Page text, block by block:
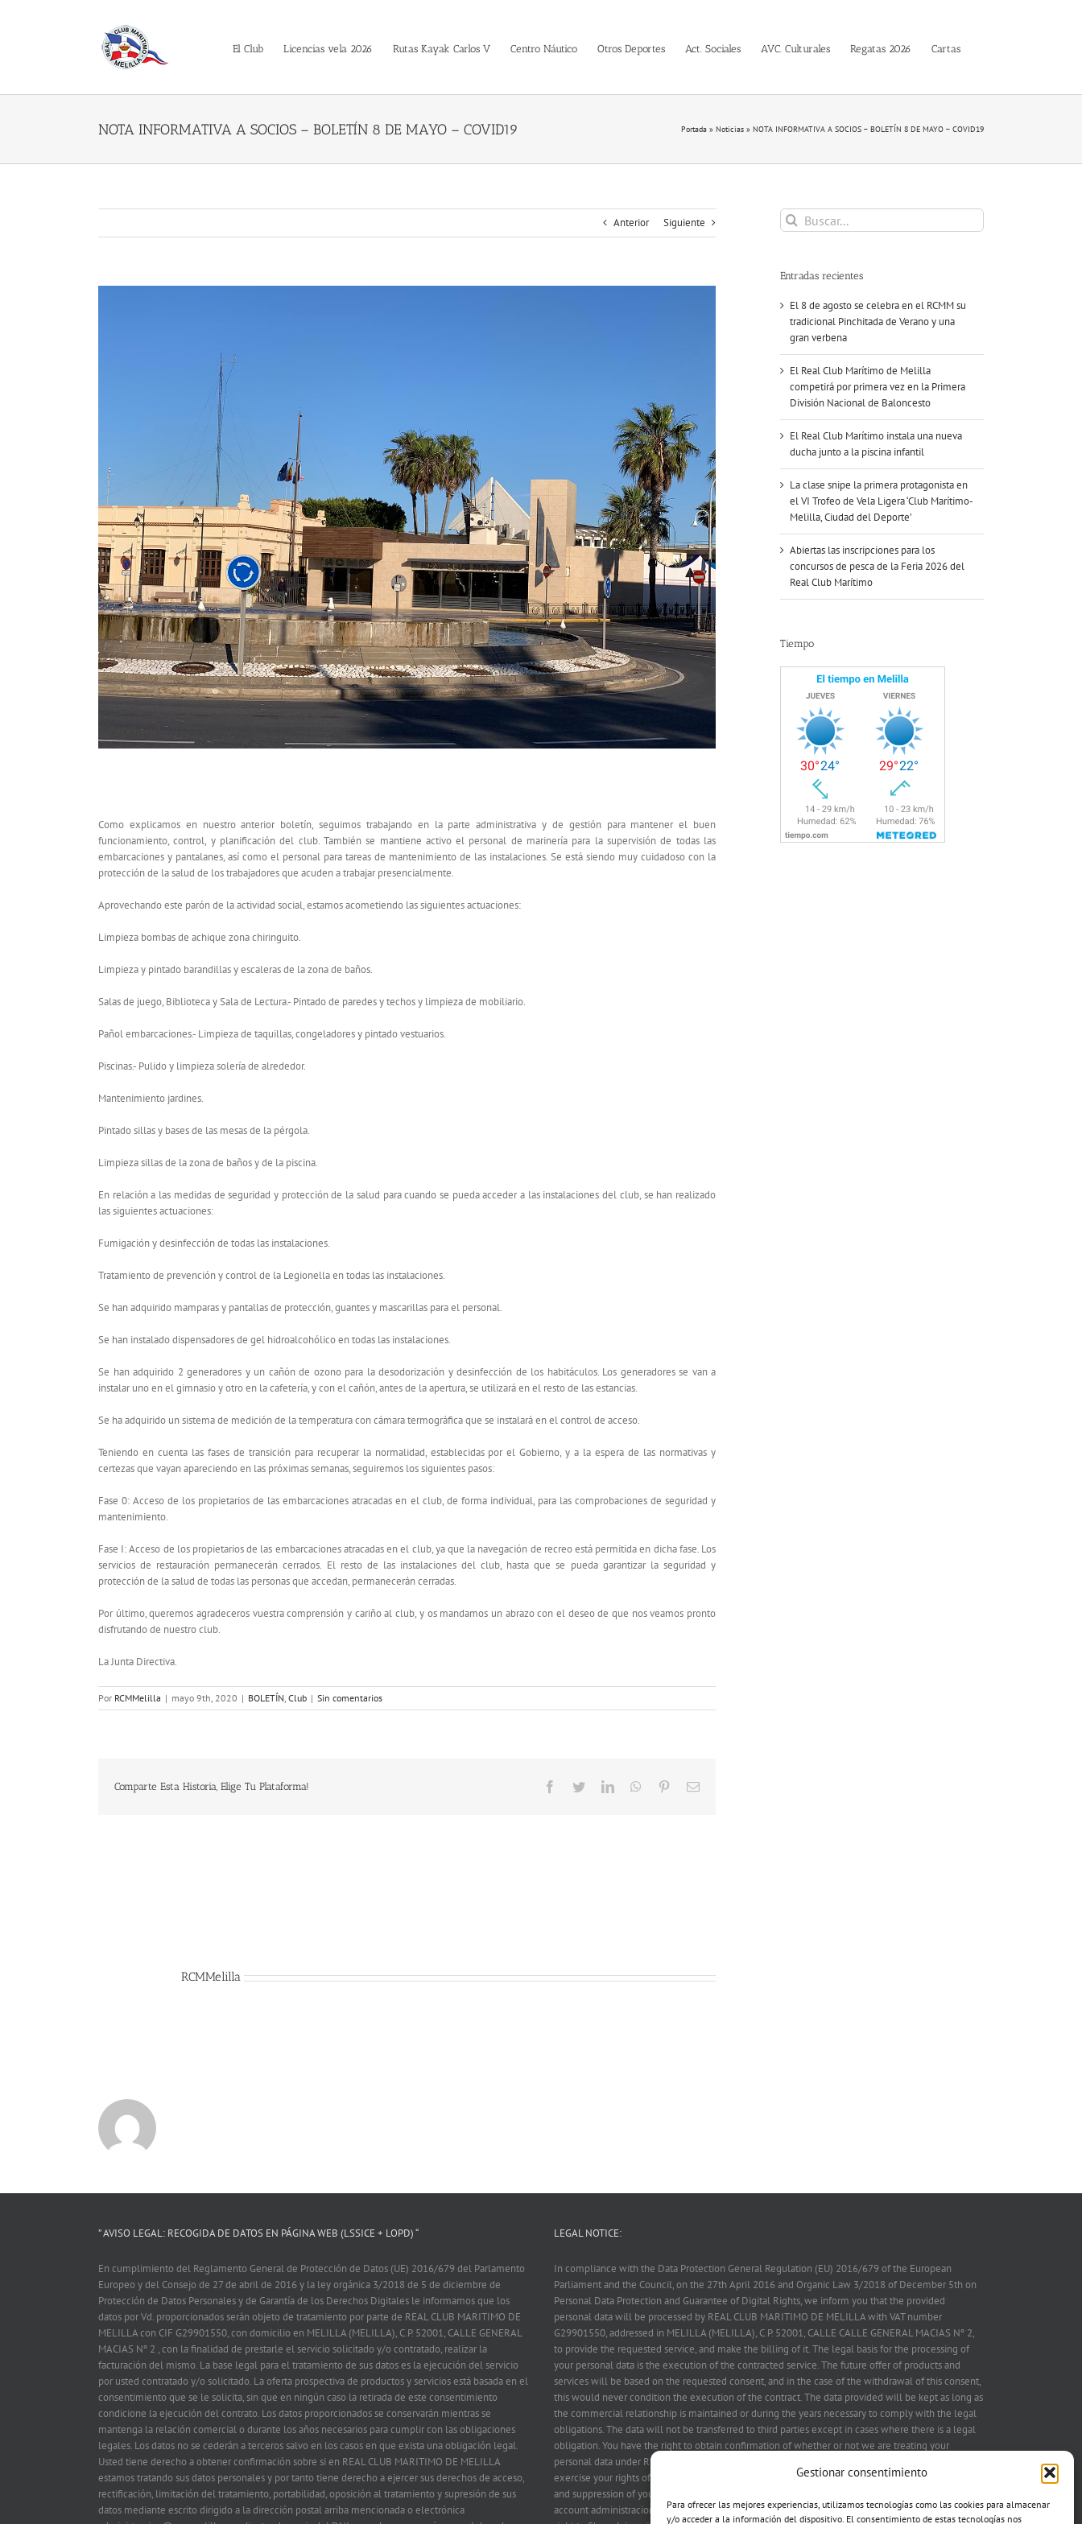
Gestionar consentimiento
Para ofrecer las mejores experiencias, utilizamos tecnologías como las cookies para almacenar
y/o acceder a la información del dispositivo. El consentimiento de estas tecnologías nos
El Club Licencias vela 2026 Rutas Kayak Carlos V Centro Náutico Otros Deportes Act. Sociales AVC. Culturales Regatas 2026 Cartas
NOTA INFORMATIVA A SOCIOS – BOLETÍN 8 DE MAYO – COVID19 Portada » Noticias » NOTA INFORMATIVA A SOCIOS – BOLETÍN 8 DE MAYO – COVID19
Anterior Siguiente
Como explicamos en nuestro anterior boletín, seguimos trabajando en la parte administrativa y de gestión para mantener el buen
funcionamiento, control, y planificación del club. También se mantiene activo el personal de marinería para la supervisión de todas las
embarcaciones y pantalanes, así como el personal para tareas de mantenimiento de las instalaciones. Se está siendo muy cuidadoso con la
protección de la salud de los trabajadores que acuden a trabajar presencialmente.
Aprovechando este parón de la actividad social, estamos acometiendo las siguientes actuaciones:
Limpieza bombas de achique zona chiringuito.
Limpieza y pintado barandillas y escaleras de la zona de baños.
Salas de juego, Biblioteca y Sala de Lectura.- Pintado de paredes y techos y limpieza de mobiliario.
Pañol embarcaciones.- Limpieza de taquillas, congeladores y pintado vestuarios.
Piscinas.- Pulido y limpieza solería de alrededor.
Mantenimiento jardines.
Pintado sillas y bases de las mesas de la pérgola.
Limpieza sillas de la zona de baños y de la piscina.
En relación a las medidas de seguridad y protección de la salud para cuando se pueda acceder a las instalaciones del club, se han realizado
las siguientes actuaciones:
Fumigación y desinfección de todas las instalaciones.
Tratamiento de prevención y control de la Legionella en todas las instalaciones.
Se han adquirido mamparas y pantallas de protección, guantes y mascarillas para el personal.
Se han instalado dispensadores de gel hidroalcohólico en todas las instalaciones.
Se han adquirido 2 generadores y un cañón de ozono para la desodorización y desinfección de los habitáculos. Los generadores se van a
instalar uno en el gimnasio y otro en la cafetería, y con el cañón, antes de la apertura, se utilizará en el resto de las estancias.
Se ha adquirido un sistema de medición de la temperatura con cámara termográfica que se instalará en el control de acceso.
Teniendo en cuenta las fases de transición para recuperar la normalidad, establecidas por el Gobierno, y a la espera de las normativas y
certezas que vayan apareciendo en las próximas semanas, seguiremos los siguientes pasos:
Fase 0: Acceso de los propietarios de las embarcaciones atracadas en el club, de forma individual, para las comprobaciones de seguridad y
mantenimiento.
Fase I: Acceso de los propietarios de las embarcaciones atracadas en el club, ya que la navegación de recreo está permitida en dicha fase. Los
servicios de restauración permanecerán cerrados. El resto de las instalaciones del club, hasta que se pueda garantizar la seguridad y
protección de la salud de todas las personas que accedan, permanecerán cerradas.
Por último, queremos agradeceros vuestra comprensión y cariño al club, y os mandamos un abrazo con el deseo de que nos veamos pronto
disfrutando de nuestro club.
La Junta Directiva.
Por RCMMelilla | mayo 9th, 2020 | BOLETÍN, Club | Sin comentarios
Comparte Esta Historia, Elige Tu Plataforma! Facebook
TwitterLinkedInWhatsApp
PinterestCorreo
RCMMelilla
Buscar:
Entradas recientes
El 8 de agosto se celebra en el RCMM su
tradicional Pinchitada de Verano y una
gran verbena
El Real Club Marítimo de Melilla
competirá por primera vez en la Primera
División Nacional de Baloncesto
El Real Club Marítimo instala una nueva
ducha junto a la piscina infantil
La clase snipe la primera protagonista en
el VI Trofeo de Vela Ligera ‘Club Marítimo-
Melilla, Ciudad del Deporte’
Abiertas las inscripciones para los
concursos de pesca de la Feria 2026 del
Real Club Marítimo
Tiempo
” AVISO LEGAL: RECOGIDA DE DATOS EN PÁGINA WEB (LSSICE + LOPD) “
En cumplimiento del Reglamento General de Protección de Datos (UE) 2016/679 del Parlamento
Europeo y del Consejo de 27 de abril de 2016 y la ley orgánica 3/2018 de 5 de diciembre de
Protección de Datos Personales y de Garantía de los Derechos Digitales le informamos que los
datos por Vd. proporcionados serán objeto de tratamiento por parte de REAL CLUB MARITIMO DE
MELILLA con CIF G29901550, con domicilio en MELILLA (MELILLA), C.P. 52001, CALLE GENERAL
MACIAS Nº 2 , con la finalidad de prestarle el servicio solicitado y/o contratado, realizar la
facturación del mismo. La base legal para el tratamiento de sus datos es la ejecución del servicio
por usted contratado y/o solicitado. La oferta prospectiva de productos y servicios está basada en el
consentimiento que se le solicita, sin que en ningún caso la retirada de este consentimiento
condicione la ejecución del contrato. Los datos proporcionados se conservarán mientras se
mantenga la relación comercial o durante los años necesarios para cumplir con las obligaciones
legales. Los datos no se cederán a terceros salvo en los casos en que exista una obligación legal.
Usted tiene derecho a obtener confirmación sobre si en REAL CLUB MARITIMO DE MELILLA
estamos tratando sus datos personales y por tanto tiene derecho a ejercer sus derechos de acceso,
rectificación, limitación del tratamiento, portabilidad, oposición al tratamiento y supresión de sus
datos mediante escrito dirigido a la dirección postal arriba mencionada o electrónica
LEGAL NOTICE:
In compliance with the Data Protection General Regulation (EU) 2016/679 of the European
Parliament and the Council, on the 27th April 2016 and Organic Law 3/2018 of December 5th on
Personal Data Protection and Guarantee of Digital Rights, we inform you that the provided
personal data will be processed by REAL CLUB MARITIMO DE MELILLA with VAT number
G29901550, addressed in MELILLA (MELILLA), C.P. 52001, CALLE CALLE GENERAL MACIAS Nº 2,
to provide the requested service, and make the billing of it. The legal basis for the processing of
your personal data is the execution of the contracted service. The future offer of products and
services will be based on the requested consent, and in the case of the withdrawal of this consent,
this would never condition the execution of the contract. The data provided will be kept as long as
the commercial relationship is maintained or during the years necessary to comply with the legal
obligations. The data will not be transferred to third parties except in cases where there is a legal
obligation. You have the right to obtain confirmation of whether or not we are treating your
personal data under REAL CLUB MARITIMO DE MELILLA and therefore you have the right to
exercise your rights of access, rectification, treatment limitation, portability, opposition to treatment
and suppression of your data by writing to the address postal mentioned above or electronic
account administracion@rcmmelilla.es attached mail copy of the ID in both cases, as well as the